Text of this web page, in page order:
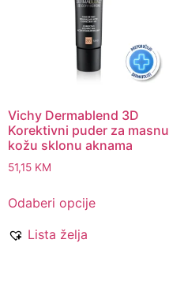
Vichy Dermablend 3D
Korektivni puder za masnu
kožu sklonu aknama
51,15 KM
Odaberi opcije
Lista želja